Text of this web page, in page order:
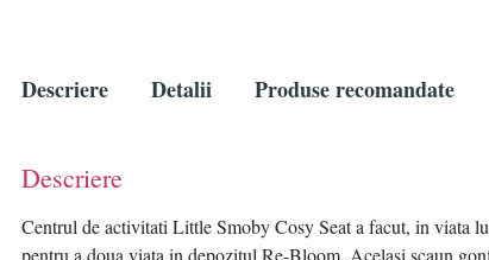
Descriere Detalii Produse recomandate
Descriere
Centrul de activitati Little Smoby Cosy Seat a facut, in viata
pentru a doua viata in depozitul Re-Bloom. Acelasi scaun